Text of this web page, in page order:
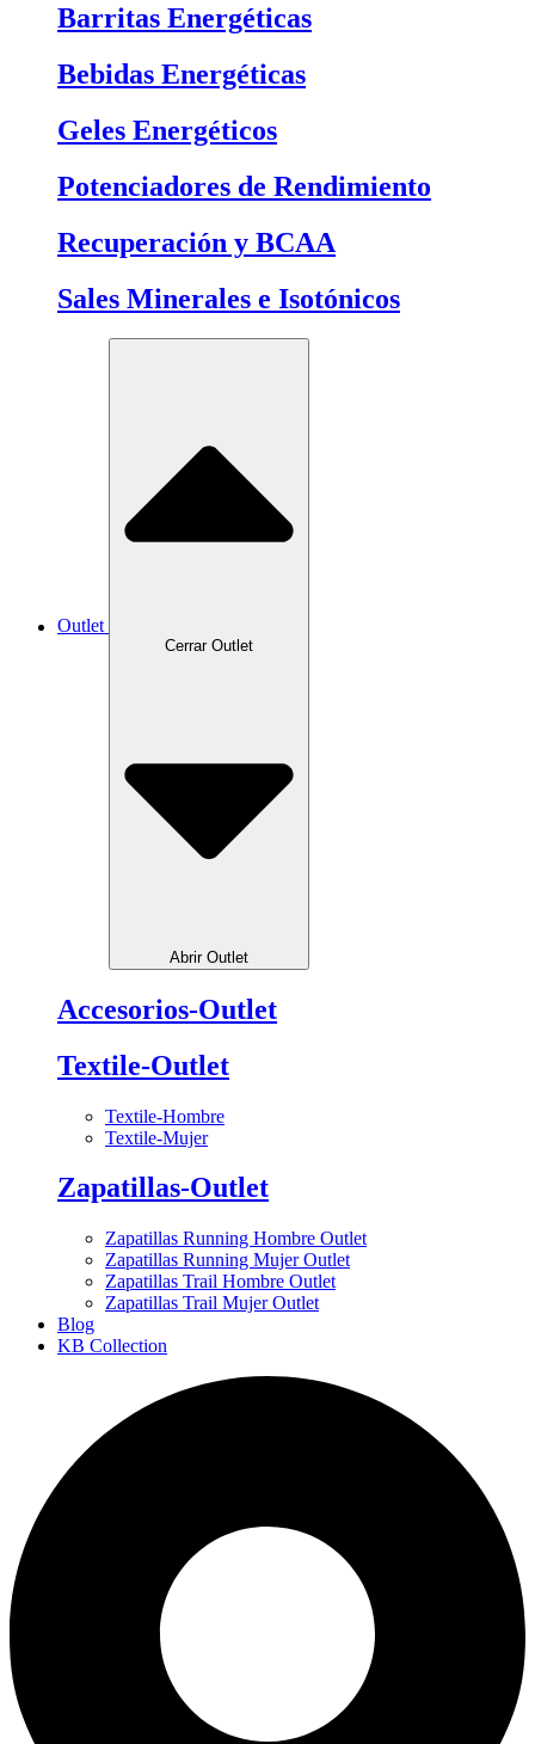
Barritas Energéticas
Bebidas Energéticas
Geles Energéticos
Potenciadores de Rendimiento
Recuperación y BCAA
Sales Minerales e Isotónicos
Outlet
Cerrar Outlet
Abrir Outlet
Accesorios-Outlet
Textile-Outlet
Textile-Hombre
Textile-Mujer
Zapatillas-Outlet
Zapatillas Running Hombre Outlet
Zapatillas Running Mujer Outlet
Zapatillas Trail Hombre Outlet
Zapatillas Trail Mujer Outlet
Blog
KB Collection